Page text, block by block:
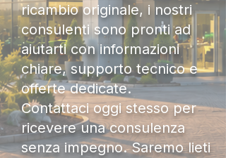
ricambio originale, i nostri
consulenti sono pronti ad
aiutarti con informazioni
chiare, supporto tecnico e
offerte dedicate.
Contattaci oggi stesso per
ricevere una consulenza
senza impegno. Saremo lieti